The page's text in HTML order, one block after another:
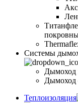
Cистемы
Дымоход
Дымоход
Теплоизоляция